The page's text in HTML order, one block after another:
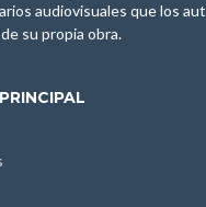
audiovisuales que los
su propia obra.